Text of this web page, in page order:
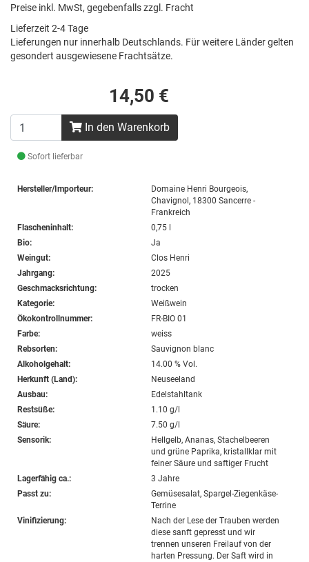
Preise inkl. MwSt, gegebenfalls zzgl. Fracht
Lieferzeit 2-4 Tage
Lieferungen nur innerhalb Deutschlands. Für weitere Länder gelten
gesondert ausgewiesene Frachtsätze.
14,50 €
In den Warenkorb
Sofort lieferbar
Hersteller/Importeur:
Domaine Henri Bourgeois,
Chavignol, 18300 Sancerre -
Frankreich
Flascheninhalt:
0,75 l
Bio:
Ja
Weingut:
Clos Henri
Jahrgang:
2025
Geschmacksrichtung:
trocken
Kategorie:
Weißwein
Ökokontrollnummer:
FR-BIO 01
Farbe:
weiss
Rebsorten:
Sauvignon blanc
Alkoholgehalt:
14.00 % Vol.
Herkunft (Land):
Neuseeland
Ausbau:
Edelstahltank
Restsüße:
1.10 g/l
Säure:
7.50 g/l
Sensorik:
Hellgelb, Ananas, Stachelbeeren
und grüne Paprika, kristallklar mit
feiner Säure und saftiger Frucht
Lagerfähig ca.:
3 Jahre
Passt zu:
Gemüsesalat, Spargel-Ziegenkäse-
Terrine
Vinifizierung:
Nach der Lese der Trauben werden
diese sanft gepresst und wir
trennen unseren Freilauf von der
harten Pressung. Der Saft wird in